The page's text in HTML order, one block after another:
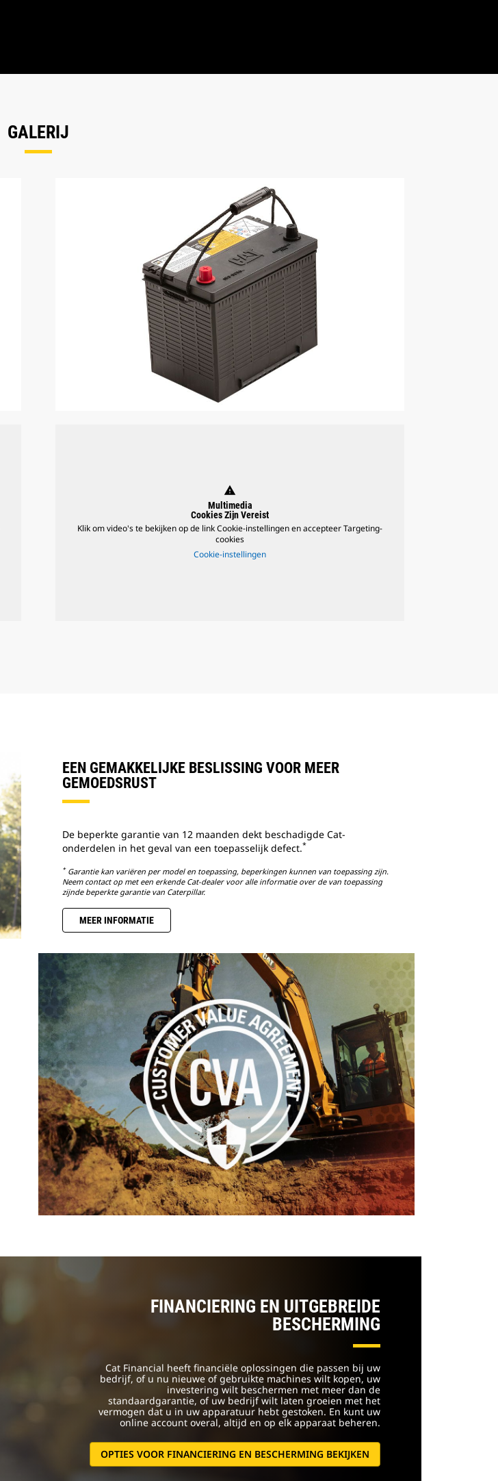
GALERIJ
warning
Multimedia
Cookies Zijn Vereist
Klik om video's te bekijken op de link Cookie-instellingen en accepteer Targeting-
cookies
Cookie-instellingen
EEN GEMAKKELIJKE BESLISSING VOOR MEER
GEMOEDSRUST
De beperkte garantie van 12 maanden dekt beschadigde Cat-
onderdelen in het geval van een toepasselijk defect.*
*Garantie kan variëren per model en toepassing, beperkingen kunnen van toepassing zijn.
Neem contact op met een erkende Cat-dealer voor alle informatie over de van toepassing
zijnde beperkte garantie van Caterpillar.
MEER INFORMATIE
FINANCIERING EN UITGEBREIDE
BESCHERMING
Cat Financial heeft financiële oplossingen die passen bij uw
bedrijf, of u nu nieuwe of gebruikte machines wilt kopen, uw
investering wilt beschermen met meer dan de
standaardgarantie, of uw bedrijf wilt laten groeien met het
vermogen dat u in uw apparatuur hebt gestoken. En kunt uw
online account overal, altijd en op elk apparaat beheren.
OPTIES VOOR FINANCIERING EN BESCHERMING BEKIJKEN